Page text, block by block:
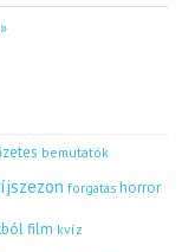
bemutatók
forgatás horror
film kvíz